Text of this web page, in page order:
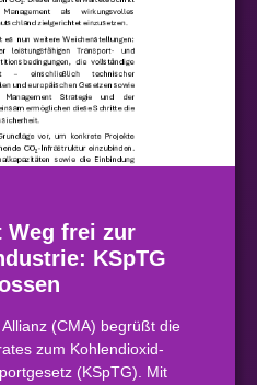
Weg frei zur
KSpTG
(CMA) begrüßt die
zum Kohlendioxid-
(KSpTG). Mit